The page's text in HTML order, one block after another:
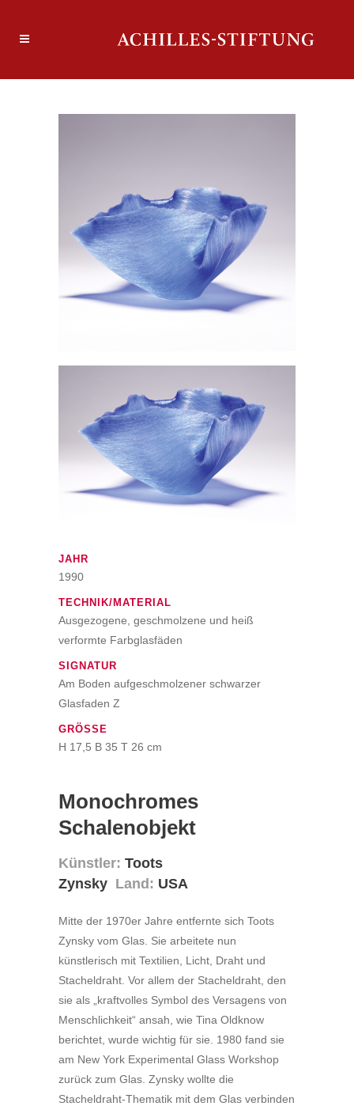
JAHR
1990
TECHNIK/MATERIAL
Ausgezogene, geschmolzene und heiß
verformte Farbglasfäden
SIGNATUR
Am Boden aufgeschmolzener schwarzer
Glasfaden Z
GRÖSSE
H 17,5 B 35 T 26 cm
Monochromes
Schalenobjekt
Künstler: Toots
Zynsky Land: USA
Mitte der 1970er Jahre entfernte sich Toots
Zynsky vom Glas. Sie arbeitete nun
künstlerisch mit Textilien, Licht, Draht und
Stacheldraht. Vor allem der Stacheldraht, den
sie als „kraftvolles Symbol des Versagens von
Menschlichkeit“ ansah, wie Tina Oldknow
berichtet, wurde wichtig für sie. 1980 fand sie
am New York Experimental Glass Workshop
zurück zum Glas. Zynsky wollte die
Stacheldraht-Thematik mit dem Glas verbinden